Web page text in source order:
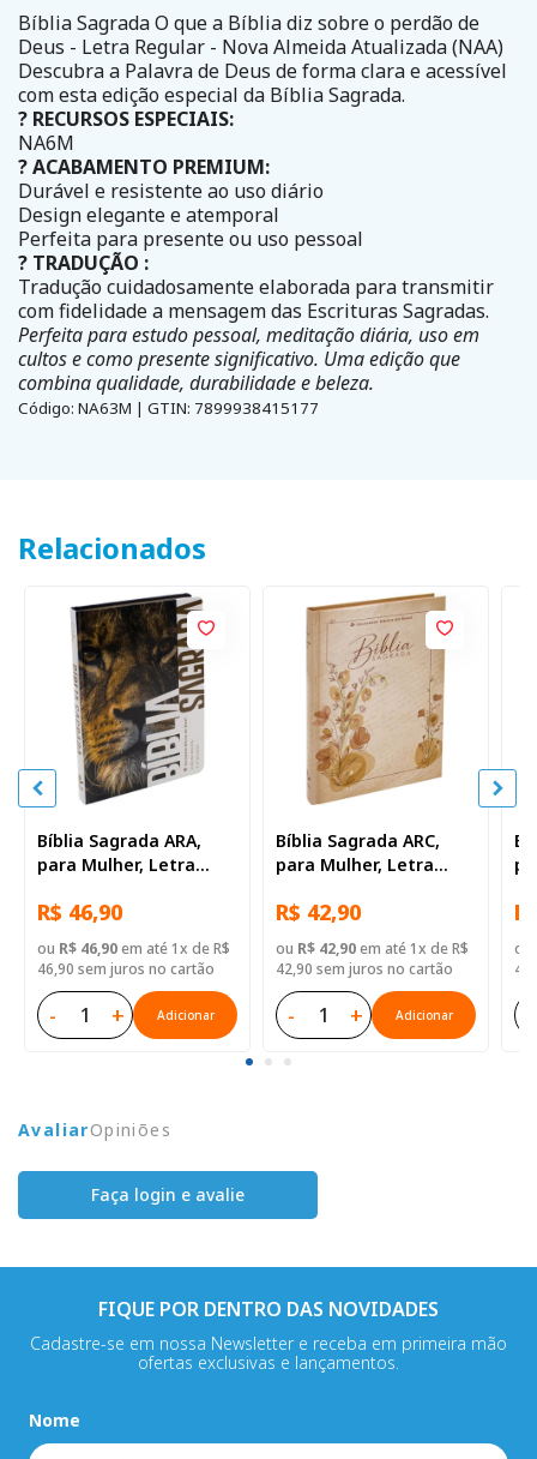
Bíblia Sagrada O que a Bíblia diz sobre o perdão de
Deus - Letra Regular - Nova Almeida Atualizada (NAA)
Descubra a Palavra de Deus de forma clara e acessível
com esta edição especial da Bíblia Sagrada.
? RECURSOS ESPECIAIS:
NA6M
? ACABAMENTO PREMIUM:
Durável e resistente ao uso diário
Design elegante e atemporal
Perfeita para presente ou uso pessoal
? TRADUÇÃO :
Tradução cuidadosamente elaborada para transmitir
com fidelidade a mensagem das Escrituras Sagradas.
Perfeita para estudo pessoal, meditação diária, uso em
cultos e como presente significativo. Uma edição que
combina qualidade, durabilidade e beleza.
Código: NA63M | GTIN: 7899938415177
Relacionados
Bíblia Sagrada ARA,
para Mulher, Letra
Ilustrada: Leão
R$ 46,90
ou R$ 46,90em até 1x de R$
46,90 sem juros no cartão
- + Adicionar
Bíblia Sagrada ARC,
para Mulher, Letra
Ilustrada: Bege
R$ 42,90
ou R$ 42,90em até 1x de R$
42,90 sem juros no cartão
- + Adicionar
ou
AvaliarOpiniões
Faça login e avalie
FIQUE POR DENTRO DAS NOVIDADES
Cadastre-se em nossa Newsletter e receba em primeira mão
ofertas exclusivas e lançamentos.
Nome